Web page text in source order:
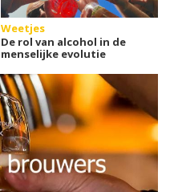
Weetjes
De rol van alcohol in de
menselijke evolutie